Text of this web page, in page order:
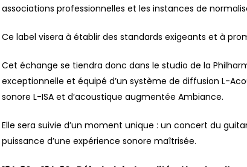
associations professionnelles et les instances de
Ce label visera à établir des standards exigeants et à
Cet échange se tiendra donc dans le studio de la
exceptionnelle et équipé d’un système de diffusion L-
sonore L-ISA et d’acoustique augmentée Ambiance.
Elle sera suivie d’un moment unique : un concert du
puissance d’une expérience sonore maîtrisée.